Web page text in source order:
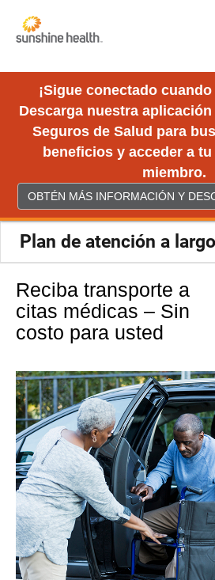
¡Sigue conectado
Descarga nuestra
Seguros de Salud para
beneficios y acceder a
miembro.
OBTÉN MÁS INFORMACIÓN Y
Plan de atención a
Reciba transporte a
citas médicas – Sin
costo para usted